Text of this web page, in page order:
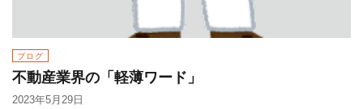
ブログ
不動産業界の「軽薄ワード」
2023年5月29日